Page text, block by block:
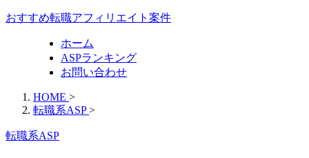
おすすめ転職アフィリエイト案件
ホーム
ASPランキング
お問い合わせ
HOME >
転職系ASP >
転職系ASP